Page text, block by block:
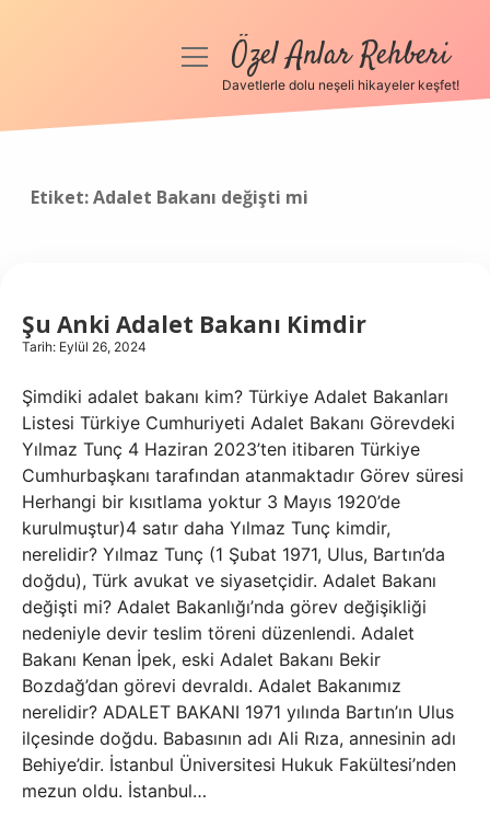
Anasayfa
menüyüÖzel Anlar Rehberi
Davetlerle dolu neşeli hikayeler keşfet!
Etiket:Adalet Bakanı değişti mi
Şu Anki Adalet Bakanı Kimdir
Tarih: Eylül 26, 2024
Şimdiki adalet bakanı kim? Türkiye Adalet Bakanları
Listesi Türkiye Cumhuriyeti Adalet Bakanı Görevdeki
Yılmaz Tunç 4 Haziran 2023’ten itibaren Türkiye
Cumhurbaşkanı tarafından atanmaktadır Görev süresi
Herhangi bir kısıtlama yoktur 3 Mayıs 1920’de
kurulmuştur)4 satır daha Yılmaz Tunç kimdir,
nerelidir? Yılmaz Tunç (1 Şubat 1971, Ulus, Bartın’da
doğdu), Türk avukat ve siyasetçidir. Adalet Bakanı
değişti mi? Adalet Bakanlığı’nda görev değişikliği
nedeniyle devir teslim töreni düzenlendi. Adalet
Bakanı Kenan İpek, eski Adalet Bakanı Bekir
Bozdağ’dan görevi devraldı. Adalet Bakanımız
nerelidir? ADALET BAKANI 1971 yılında Bartın’ın Ulus
ilçesinde doğdu. Babasının adı Ali Rıza, annesinin adı
Behiye’dir. İstanbul Üniversitesi Hukuk Fakültesi’nden
mezun oldu. İstanbul…